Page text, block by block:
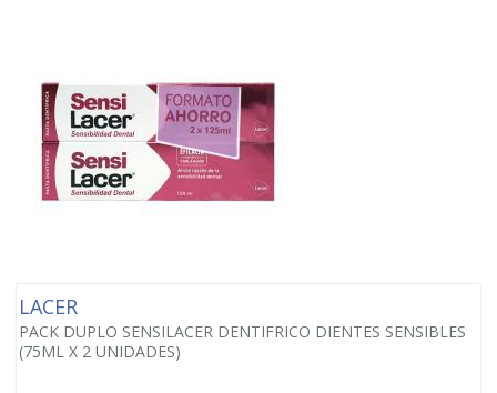
LACER
PACK DUPLO SENSILACER DENTIFRICO DIENTES SENSIBLES
(75ML X 2 UNIDADES)